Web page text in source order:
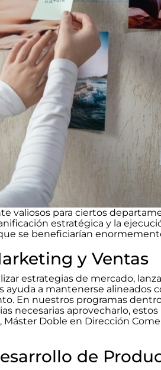
valiosos para ciertos
estratégica y la
se beneficiarían
y Ventas
estrategias de mercado,
ayuda a mantenerse alineados
En nuestros programas
necesarias aprovecharlo,
Doble en Dirección
de